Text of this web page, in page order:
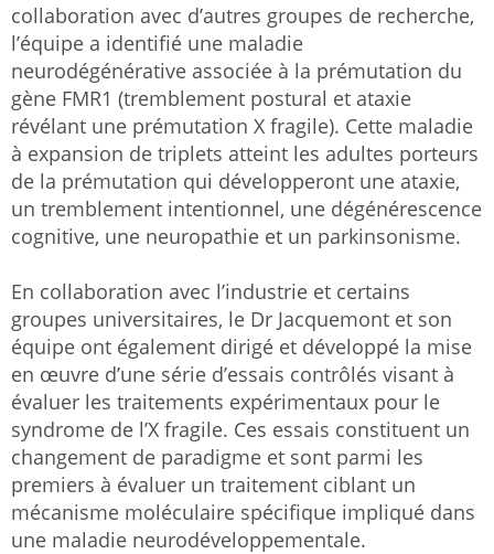
collaboration avec d’autres groupes de recherche,
l’équipe a identifié une maladie
neurodégénérative associée à la prémutation du
gène FMR1 (tremblement postural et ataxie
révélant une prémutation X fragile). Cette maladie
à expansion de triplets atteint les adultes porteurs
de la prémutation qui développeront une ataxie,
un tremblement intentionnel, une dégénérescence
cognitive, une neuropathie et un parkinsonisme.
En collaboration avec l’industrie et certains
groupes universitaires, le Dr Jacquemont et son
équipe ont également dirigé et développé la mise
en œuvre d’une série d’essais contrôlés visant à
évaluer les traitements expérimentaux pour le
syndrome de l’X fragile. Ces essais constituent un
changement de paradigme et sont parmi les
premiers à évaluer un traitement ciblant un
mécanisme moléculaire spécifique impliqué dans
une maladie neurodéveloppementale.